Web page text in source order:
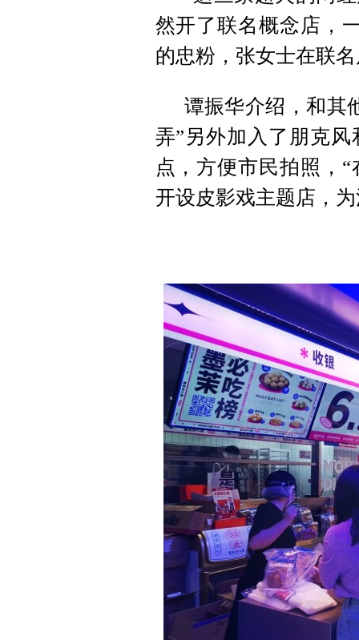
然开了联名概念店，
的忠粉，张女士在联
谭振华介绍，和其
弄”另外加入了朋克
点，方便市民拍照，
开设皮影戏主题店，